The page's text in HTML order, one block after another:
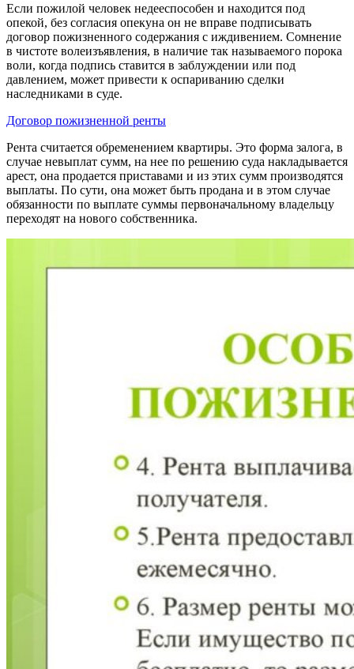
Если пожилой человек недееспособен и находится под
опекой, без согласия опекуна он не вправе подписывать
договор пожизненного содержания с иждивением. Сомнение
в чистоте волеизъявления, в наличие так называемого порока
воли, когда подпись ставится в заблуждении или под
давлением, может привести к оспариванию сделки
наследниками в суде.
Договор пожизненной ренты
Рента считается обременением квартиры. Это форма залога, в
случае невыплат сумм, на нее по решению суда накладывается
арест, она продается приставами и из этих сумм производятся
выплаты. По сути, она может быть продана и в этом случае
обязанности по выплате суммы первоначальному владельцу
переходят на нового собственника.